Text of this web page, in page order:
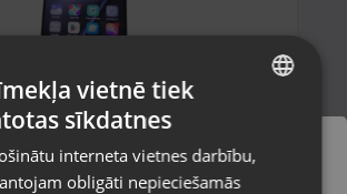
iela 6a
(Garantija 12 mēneši)
RUSSIAN
vietnē tiek
sīkdatnes
interneta vietnes darbību,
obligāti nepieciešamās